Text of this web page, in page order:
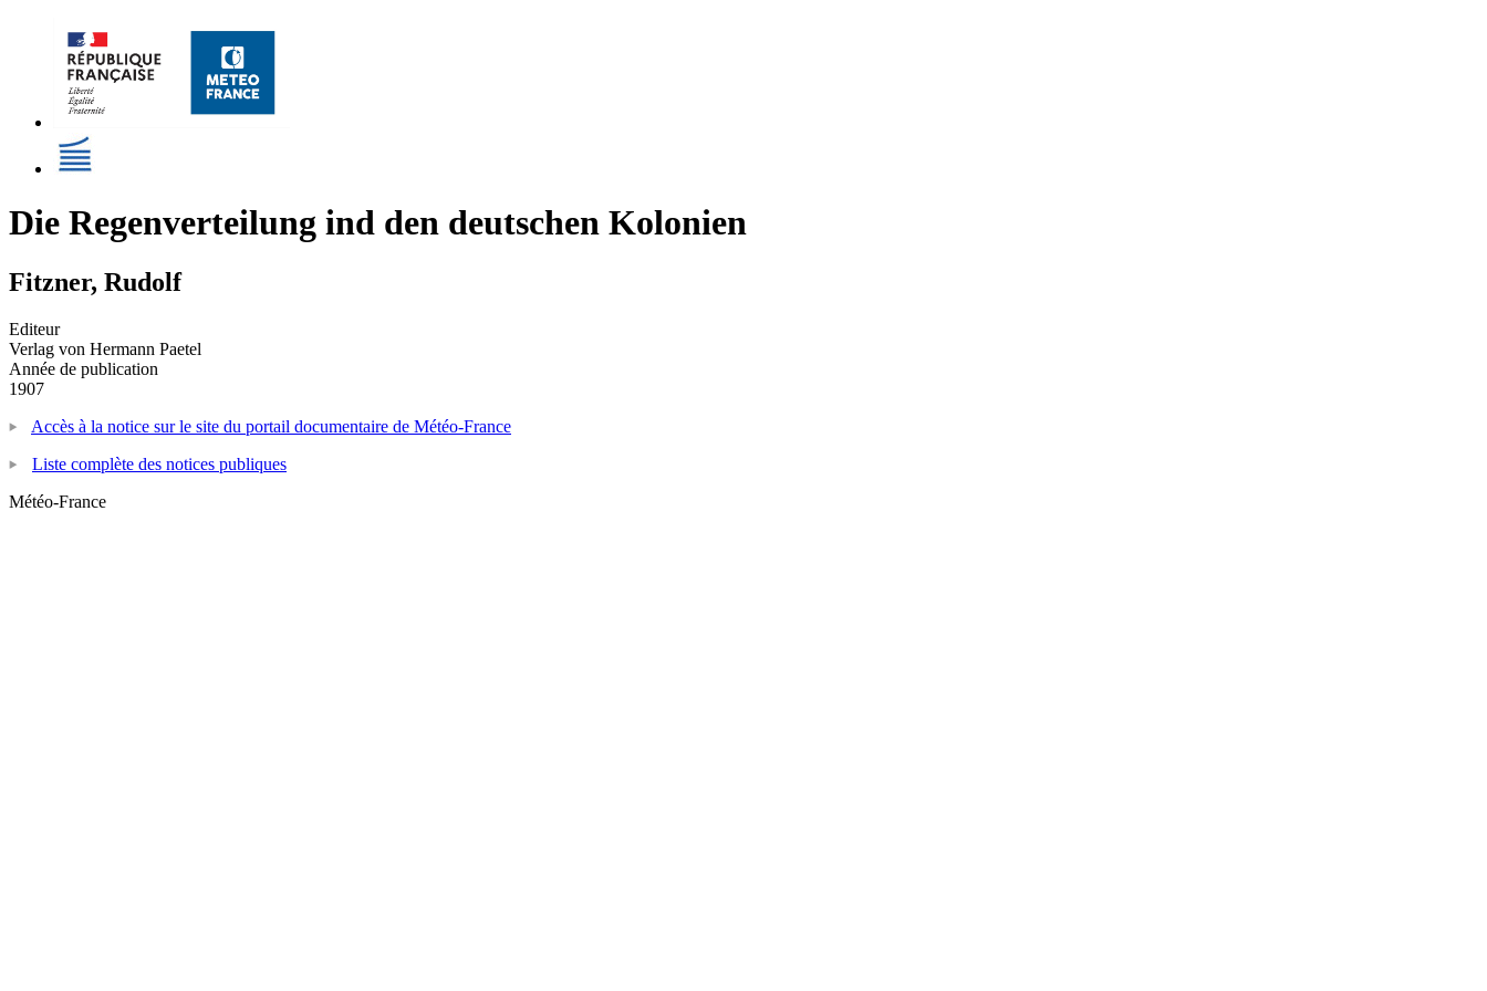
Die Regenverteilung ind den deutschen Kolonien
Fitzner, Rudolf
Editeur
Verlag von Hermann Paetel
Année de publication
1907
Accès à la notice sur le site du portail documentaire de Météo-France
Liste complète des notices publiques
Météo-France